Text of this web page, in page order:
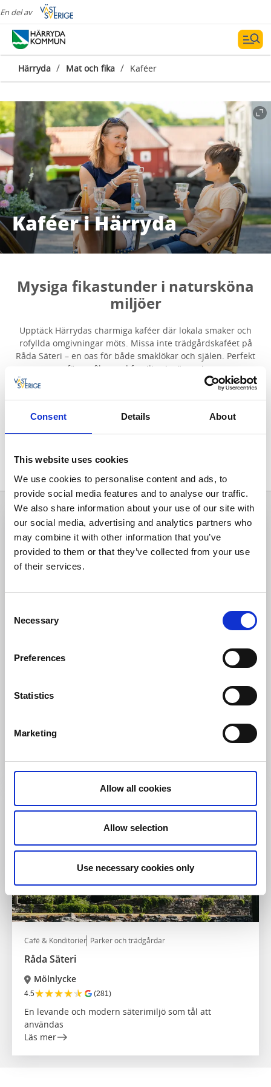
Consent Details About
This website uses cookies
We use cookies to personalise content and ads, to
provide social media features and to analyse our traffic.
We also share information about your use of our site with
our social media, advertising and analytics partners who
may combine it with other information that you’ve
provided to them or that they’ve collected from your use
of their services.
Selection
Necessary
Preferences
Statistics
Marketing
Allow all cookies
Allow selection
Use necessary cookies only
En del av
Härryda / Mat och fika / Kaféer
Kaféer i Härryda
Mysiga fikastunder i natursköna
miljöer
Upptäck Härrydas charmiga kaféer där lokala smaker och
rofyllda omgivningar möts. Missa inte trädgårdskaféet på
Råda Säteri – en oas för både smaklökar och själen. Perfekt
för en fika med familj och vänner!
Alla träffar 2 Visa karta
Öppet
Besöksträdgård och växthuskafé strax utanför
Läs mer
Café & Konditorier Parker och trädgårdar
Råda Säteri
Mölnlycke
4.5★★★★★ (281)
En levande och modern säterimiljö som tål att
användas
Läs mer